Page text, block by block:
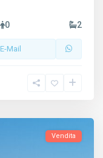
0 2
E-Mail
Vendita